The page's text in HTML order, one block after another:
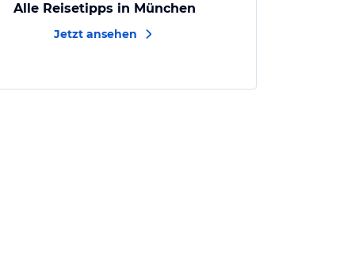
Alle Reisetipps in München
Jetzt ansehen